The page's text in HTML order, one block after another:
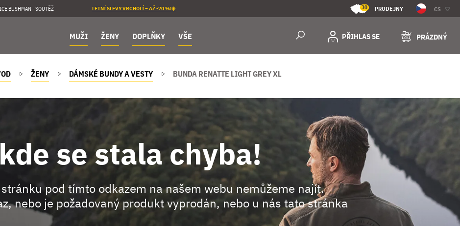
BUSHMAN - SOUTĚŽ LETNÍ SLEVY VRCHOLÍ – AŽ -70 %!☀️ 30 PRODEJNY CS
MUŽI ŽENY DOPLŇKY VŠE PŘIHLAS SE PRÁZDNÝ
ŽENY DÁMSKÉ BUNDY A VESTY BUNDA RENATTE LIGHT GREY XL
se stala chyba!
pod tímto odkazem na našem webu nemůžeme najít.
nebo je požadovaný produkt vyprodán, nebo u nás tato stránka